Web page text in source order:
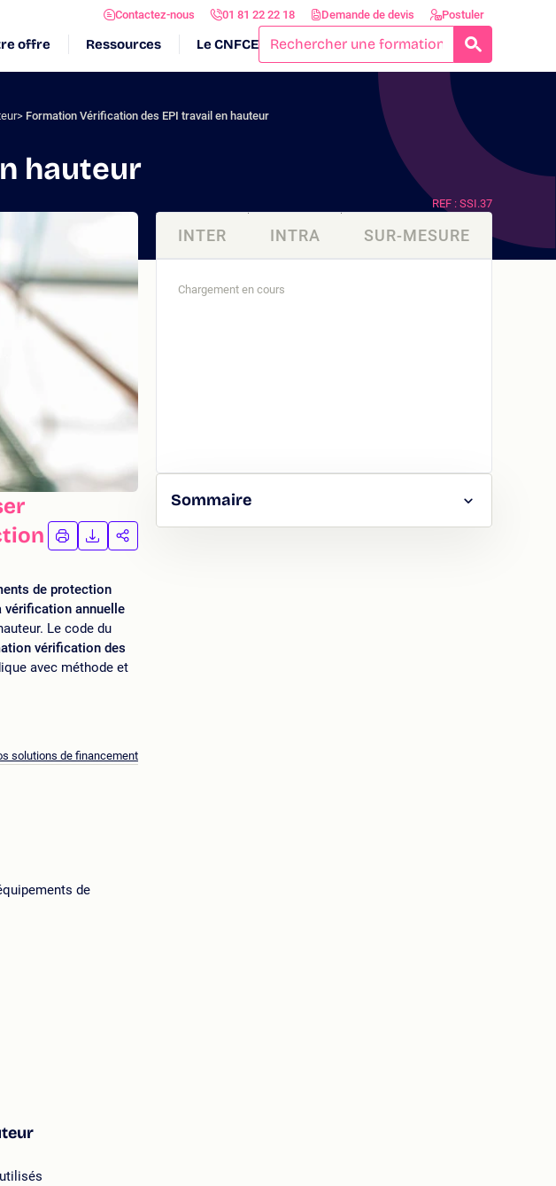
Contactez-nous 01 81 22 22 18 Demande de devis Postuler
offre Ressources Le CNFCE
Formation Vérification des EPI travail en hauteur
hauteur
IMPRIMER
LA
TÉLÉCHARGER
LA
PARTAGER
de protection
vérification annuelle
Le code du
vérification des
avec méthode et
solutions de financement
de
REF : SSI.37
INTER INTRA SUR-MESURE
Sommaire